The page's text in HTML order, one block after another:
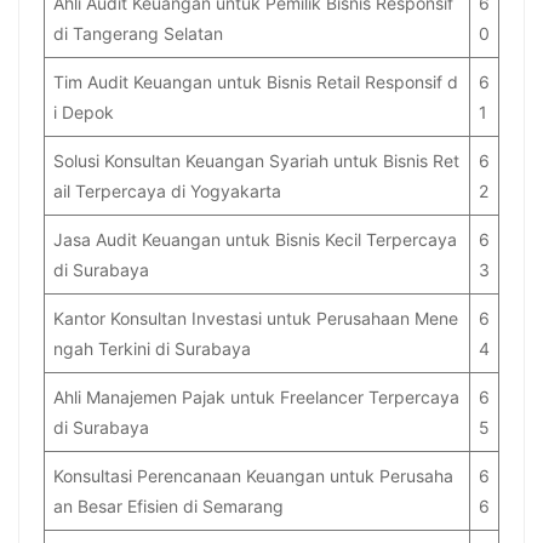
di Tangerang Selatan
0
Tim Audit Keuangan untuk Bisnis Retail Responsif d
i Depok
6
1
Solusi Konsultan Keuangan Syariah untuk Bisnis Ret
ail Terpercaya di Yogyakarta
6
2
Jasa Audit Keuangan untuk Bisnis Kecil Terpercaya
di Surabaya
6
3
Kantor Konsultan Investasi untuk Perusahaan Mene
ngah Terkini di Surabaya
6
4
Ahli Manajemen Pajak untuk Freelancer Terpercaya
di Surabaya
6
5
Konsultasi Perencanaan Keuangan untuk Perusaha
an Besar Efisien di Semarang
6
6